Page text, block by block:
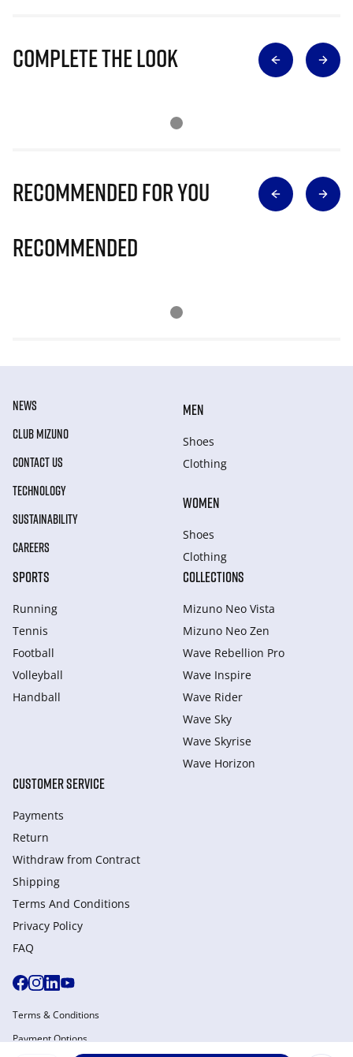
Complete The Look
Recommended for you
Recommended
NEWS
CLUB MIZUNO
CONTACT US
TECHNOLOGY
SUSTAINABILITY
CAREERS
MEN
Shoes
Clothing
WOMEN
Shoes
Clothing
SPORTS
Running
Tennis
Football
Volleyball
Handball
COLLECTIONS
Mizuno Neo Vista
Mizuno Neo Zen
Wave Rebellion Pro
Wave Inspire
Wave Rider
Wave Sky
Wave Skyrise
Wave Horizon
CUSTOMER SERVICE
Payments
Return
Withdraw from Сontract
Shipping
Terms And Conditions
Privacy Policy
FAQ
Terms & Conditions
Payment Options